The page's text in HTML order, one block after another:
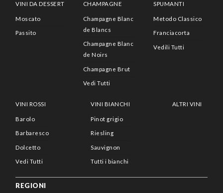
VINI DA DESSERT
Moscato
Passito
CHAMPAGNE
Champagne Blanc
de Blancs
Champagne Blanc
de Noirs
Champagne Brut
Vedi Tutti
SPUMANTI
Metodo Classico
Franciacorta
Vedili Tutti
VINI ROSSI
Barolo
Barbaresco
Dolcetto
Vedi Tutti
VINI BIANCHI
Pinot grigio
Riesling
Sauvignon
Tutti i bianchi
ALTRI VINI
REGIONI